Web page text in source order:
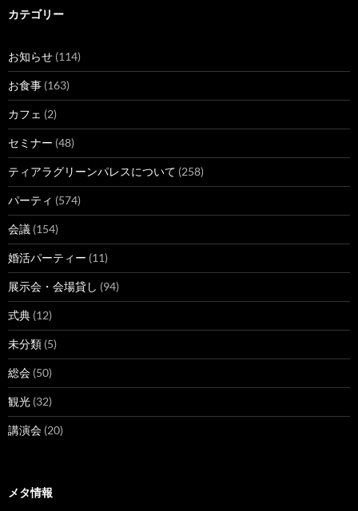
カテゴリー
お知らせ (114)
お食事 (163)
カフェ (2)
セミナー (48)
ティアラグリーンパレスについて (258)
パーティ (574)
会議 (154)
婚活パーティー (11)
展示会・会場貸し (94)
式典 (12)
未分類 (5)
総会 (50)
観光 (32)
講演会 (20)
メタ情報